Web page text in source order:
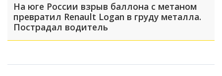
На юге России взрыв баллона с метаном
превратил Renault Logan в груду металла.
Пострадал водитель